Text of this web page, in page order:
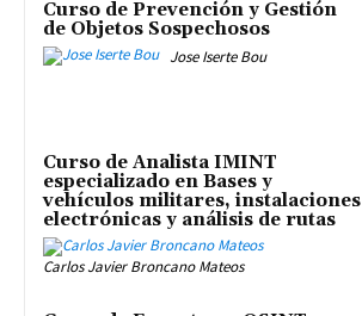
Curso de Prevención y Gestión
de Objetos Sospechosos
Jose Iserte Bou
Curso de Analista IMINT
especializado en Bases y
vehículos militares, instalaciones
electrónicas y análisis de rutas
Carlos Javier Broncano Mateos